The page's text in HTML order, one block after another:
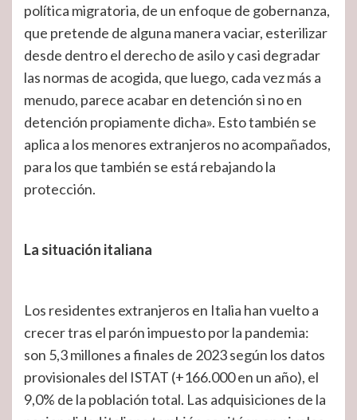
política migratoria, de un enfoque de gobernanza,
que pretende de alguna manera vaciar, esterilizar
desde dentro el derecho de asilo y casi degradar
las normas de acogida, que luego, cada vez más a
menudo, parece acabar en detención si no en
detención propiamente dicha». Esto también se
aplica a los menores extranjeros no acompañados,
para los que también se está rebajando la
protección.
La situación italiana
Los residentes extranjeros en Italia han vuelto a
crecer tras el parón impuesto por la pandemia:
son 5,3 millones a finales de 2023 según los datos
provisionales del ISTAT (+166.000 en un año), el
9,0% de la población total. Las adquisiciones de la